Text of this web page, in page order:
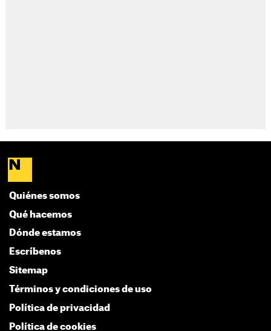
Quiénes somos
Qué hacemos
Dónde estamos
Escríbenos
Sitemap
Términos y condiciones de uso
Política de privacidad
Política de cookies